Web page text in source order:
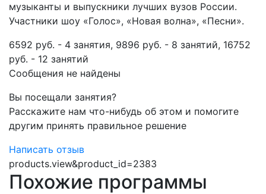
музыканты и выпускники лучших вузов России.
Участники шоу «Голос», «Новая волна», «Песни».
6592 руб. - 4 занятия, 9896 руб. - 8 занятий, 16752
руб. - 12 занятий
Сообщения не найдены
Вы посещали занятия?
Расскажите нам что-нибудь об этом и помогите
другим принять правильное решение
Написать отзыв
products.view&product_id=2383
Похожие программы